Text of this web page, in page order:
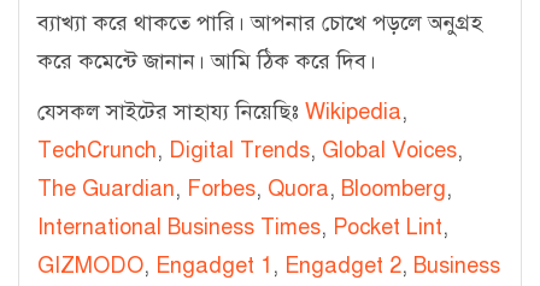
ব্যাখ্যা করে থাকতে পারি। আপনার চোখে পড়লে অনুগ্রহ
করে কমেন্টে জানান। আমি ঠিক করে দিব।
যেসকল সাইটের সাহায্য নিয়েছিঃ Wikipedia,
TechCrunch, Digital Trends, Global Voices,
The Guardian, Forbes, Quora, Bloomberg,
International Business Times, Pocket Lint,
GIZMODO, Engadget 1 , Engadget 2, Business